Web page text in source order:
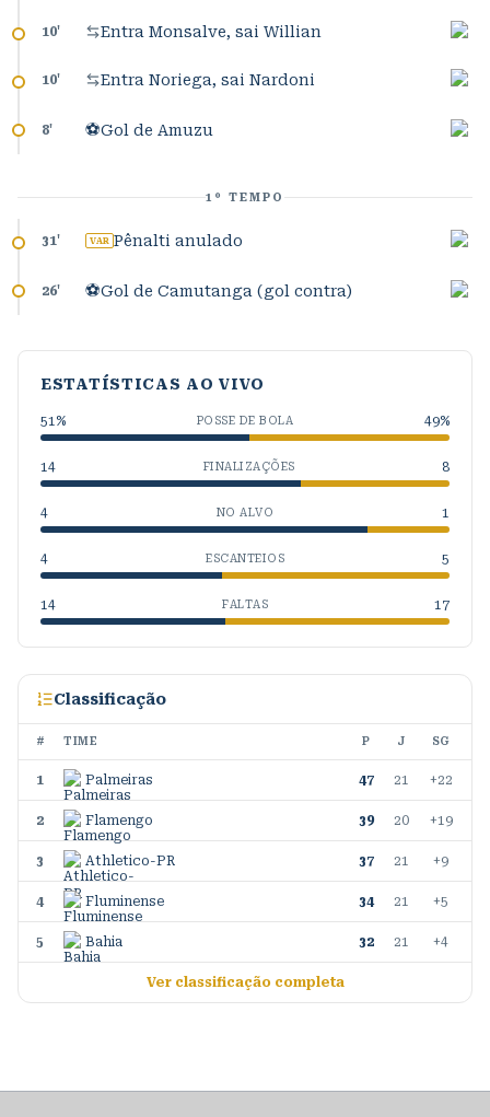
10' Entra Monsalve, sai Willian
10' Entra Noriega, sai Nardoni
8' ⚽Gol de Amuzu
1º TEMPO
31' VAR Pênalti anulado
26' ⚽Gol de Camutanga (gol contra)
ESTATÍSTICAS AO VIVO
51% POSSE DE BOLA 49%
14 FINALIZAÇÕES 8
4 NO ALVO 1
4 ESCANTEIOS 5
14 FALTAS 17
Classificação
# TIME P J SG
1 Palmeiras 47 21 +22
2 Flamengo 39 20 +19
3 Athletico-PR 37 21 +9
4 Fluminense 34 21 +5
5 Bahia 32 21 +4
Ver classificação completa